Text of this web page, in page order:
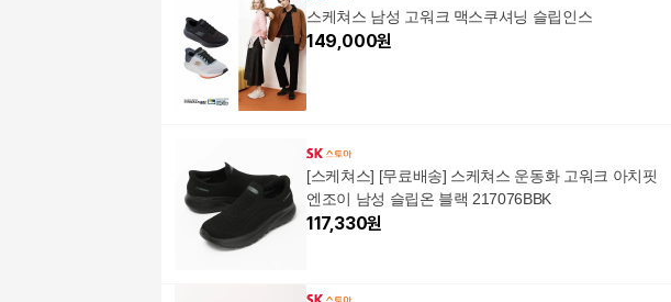
스케쳐스 남성 고워크 맥스쿠셔닝 슬립인스
149,000원
[스케쳐스] [무료배송] 스케쳐스 운동화 고워크 아치핏
엔조이 남성 슬립온 블랙 217076BBK
117,330원